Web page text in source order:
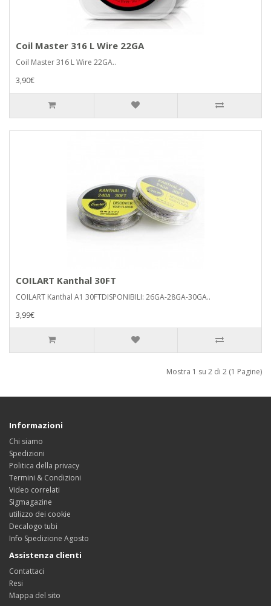
Coil Master 316 L Wire 22GA
Coil Master 316 L Wire 22GA..
3,90€
COILART Kanthal 30FT
COILART Kanthal A1 30FTDISPONIBILI: 26GA-28GA-30GA..
3,99€
Mostra 1 su 2 di 2 (1 Pagine)
Informazioni
Chi siamo
Spedizioni
Politica della privacy
Termini & Condizioni
Video correlati
Sigmagazine
utilizzo dei cookie
Decalogo tubi
Info Spedizione Agosto
Assistenza clienti
Contattaci
Resi
Mappa del sito